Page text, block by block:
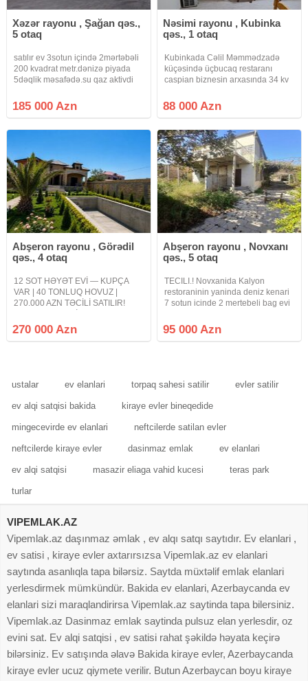
Xəzər rayonu , Şağan qəs.,
5 otaq
satılır ev 3sotun içində 2mərtəbəli
200 kvadrat metr.dənizə piyada
5dəqlik məsafədə.su qaz aktivdi
var.rahat həyətində 3maşın
saxlamaq olar.mərdəkan şüvəlan
185 000 Azn
Nəsimi rayonu , Kubinka
qəs., 1 otaq
Kubinkada Cəlil Məmmədzadə
küçəsində üçbucaq restaranı
caspian biznesin arxasında 34 kv
var real alıclar narahat etsin
88000 azn
88 000 Azn
Abşeron rayonu , Görədil
qəs., 4 otaq
12 SOT HƏYƏT EVİ — KUPÇA
VAR | 40 TONLUQ HOVUZ |
270.000 AZN TƏCİLİ SATILIR!
ENDİRİM OLUNACAQ! Goradil–
Fatmayı bağları ərazisində, əsas
270 000 Azn
Abşeron rayonu , Novxanı
qəs., 5 otaq
TECILI.! Novxanida Kalyon
restoraninin yaninda deniz kenari
7 sotun icinde 2 mertebeli bag evi
lakin tikintisi MONOLIT beton ile
tikilib ve butun STANDARTLARA
95 000 Azn
ustalar ev elanlari torpaq sahesi satilir evler satilir
ev alqi satqisi bakida kiraye evler bineqedide
mingecevirde ev elanlari neftcilerde satilan evler
neftcilerde kiraye evler dasinmaz emlak ev elanlari
ev alqi satqisi masazir eliaga vahid kucesi teras park
turlar
VIPEMLAK.AZ
Vipemlak.az daşınmaz əmlak , ev alqı satqı saytıdır. Ev elanlari ,
ev satisi , kiraye evler axtarırsızsa Vipemlak.az ev elanlari
saytında asanlıqla tapa bilərsiz. Saytda müxtəlif emlak elanlari
yerlesdirmek mümkündür. Bakida ev elanlari, Azerbaycanda ev
elanlari sizi maraqlandirirsa Vipemlak.az saytinda tapa bilersiniz.
Vipemlak.az Dasinmaz emlak saytinda pulsuz elan yerlesdir, oz
evini sat. Ev alqi satqisi , ev satisi rahat şəkildə həyata keçirə
bilərsiniz. Ev satışında əlavə Bakida kiraye evler, Azerbaycanda
kiraye evler ucuz qiymete verilir. Butun Azerbaycan boyu kiraye